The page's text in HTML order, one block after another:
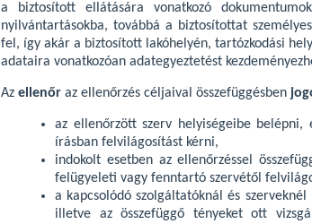
a biztosított ellátására vonatkozó
nyilvántartásokba, továbbá a biztosítottat
fel, így akár a biztosított lakóhelyén, tartózkodási
adataira vonatkozóan adategyeztetést
Az ellenőr az ellenőrzés céljaival összefüggésben
az ellenőrzött szerv helyiségeibe
írásban felvilágosítást kérni,
indokolt esetben az ellenőrzéssel
felügyeleti vagy fenntartó szervétől
a kapcsolódó szolgáltatóknál és
illetve az összefüggő tényeket ott